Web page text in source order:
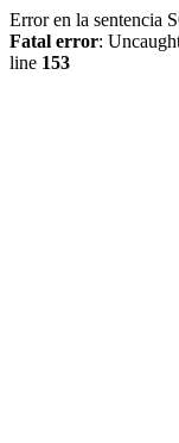
Error en la sentencia
Fatal error:
line 153